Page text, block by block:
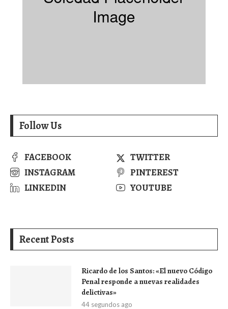
Follow Us
FACEBOOK
TWITTER
INSTAGRAM
PINTEREST
LINKEDIN
YOUTUBE
Recent Posts
Ricardo de los Santos: «El nuevo Código
Penal responde a nuevas realidades
delictivas»
44 segundos ago